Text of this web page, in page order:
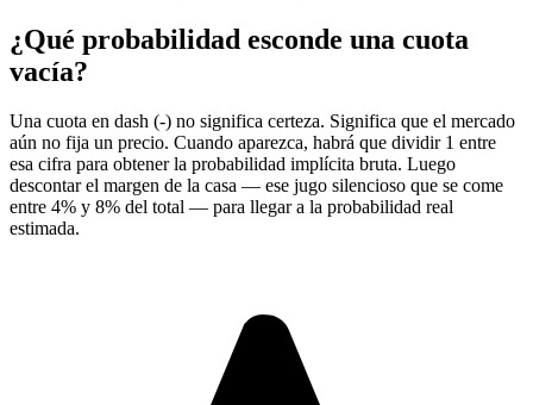
¿Qué probabilidad esconde una cuota
vacía?
Una cuota en dash (-) no significa certeza. Significa que el mercado
aún no fija un precio. Cuando aparezca, habrá que dividir 1 entre
esa cifra para obtener la probabilidad implícita bruta. Luego
descontar el margen de la casa — ese jugo silencioso que se come
entre 4% y 8% del total — para llegar a la probabilidad real
estimada.